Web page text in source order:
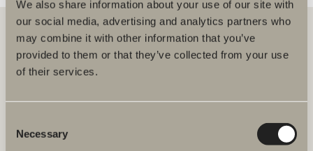
We also share information about your use of our site with
our social media, advertising and analytics partners who
may combine it with other information that you’ve
provided to them or that they’ve collected from your use
of their services.
Selection
Necessary
Hos oss hittar du allt för hela badrummet. Från badrumsmöbler,
tvättställ och blandare till duschar, badkar, handdukstorkar och WC.
514 60 Dalstorp